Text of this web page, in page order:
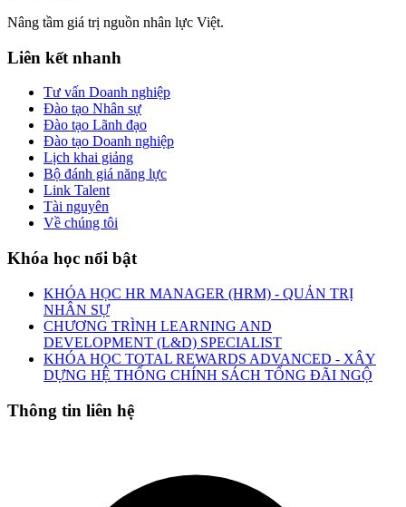
Nâng tầm giá trị nguồn nhân lực Việt.
Liên kết nhanh
Tư vấn Doanh nghiệp
Đào tạo Nhân sự
Đào tạo Lãnh đạo
Đào tạo Doanh nghiệp
Lịch khai giảng
Bộ đánh giá năng lực
Link Talent
Tài nguyên
Về chúng tôi
Khóa học nổi bật
KHÓA HỌC HR MANAGER (HRM) - QUẢN TRỊ
NHÂN SỰ
CHƯƠNG TRÌNH LEARNING AND
DEVELOPMENT (L&D) SPECIALIST
KHÓA HỌC TOTAL REWARDS ADVANCED - XÂY
DỰNG HỆ THỐNG CHÍNH SÁCH TỔNG ĐÃI NGỘ
Thông tin liên hệ